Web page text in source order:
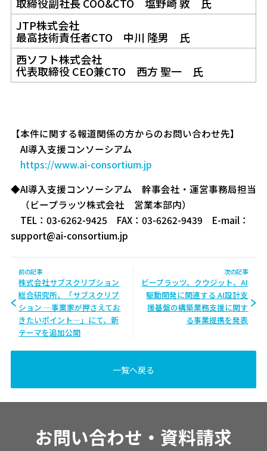
JTP株式会社
最高技術責任者CTO 中川 隆男 氏
西ソフト株式会社
代表取締役 CEO兼CTO 西方 聖一 氏
【本件に関する報道関係の方からのお問い合わせ先】
AI導入支援コンソーシアム
https://www.ai-consortium.jp
◆AI導入支援コンソーシアム 幹事会社・運営事務局担当
（ビープラッツ株式会社 営業本部内）
TEL：03-6262-9425 FAX：03-6262-9439 E-mail：
support@ai-consortium.jp
前の記事
株式会社サブスクリプション
総合研究所、「サブスクリプ
ション ―事業家が押さえてお
きたいポイント―」にて、新
テーマを追加公開
次の記事
ビープラッツ、クウジット、AI
駆動開発に関連する AI設計支
援基盤の構築業務支援に関す
る事業提携を発表
一覧へ戻る
お問い合わせ・資料請求